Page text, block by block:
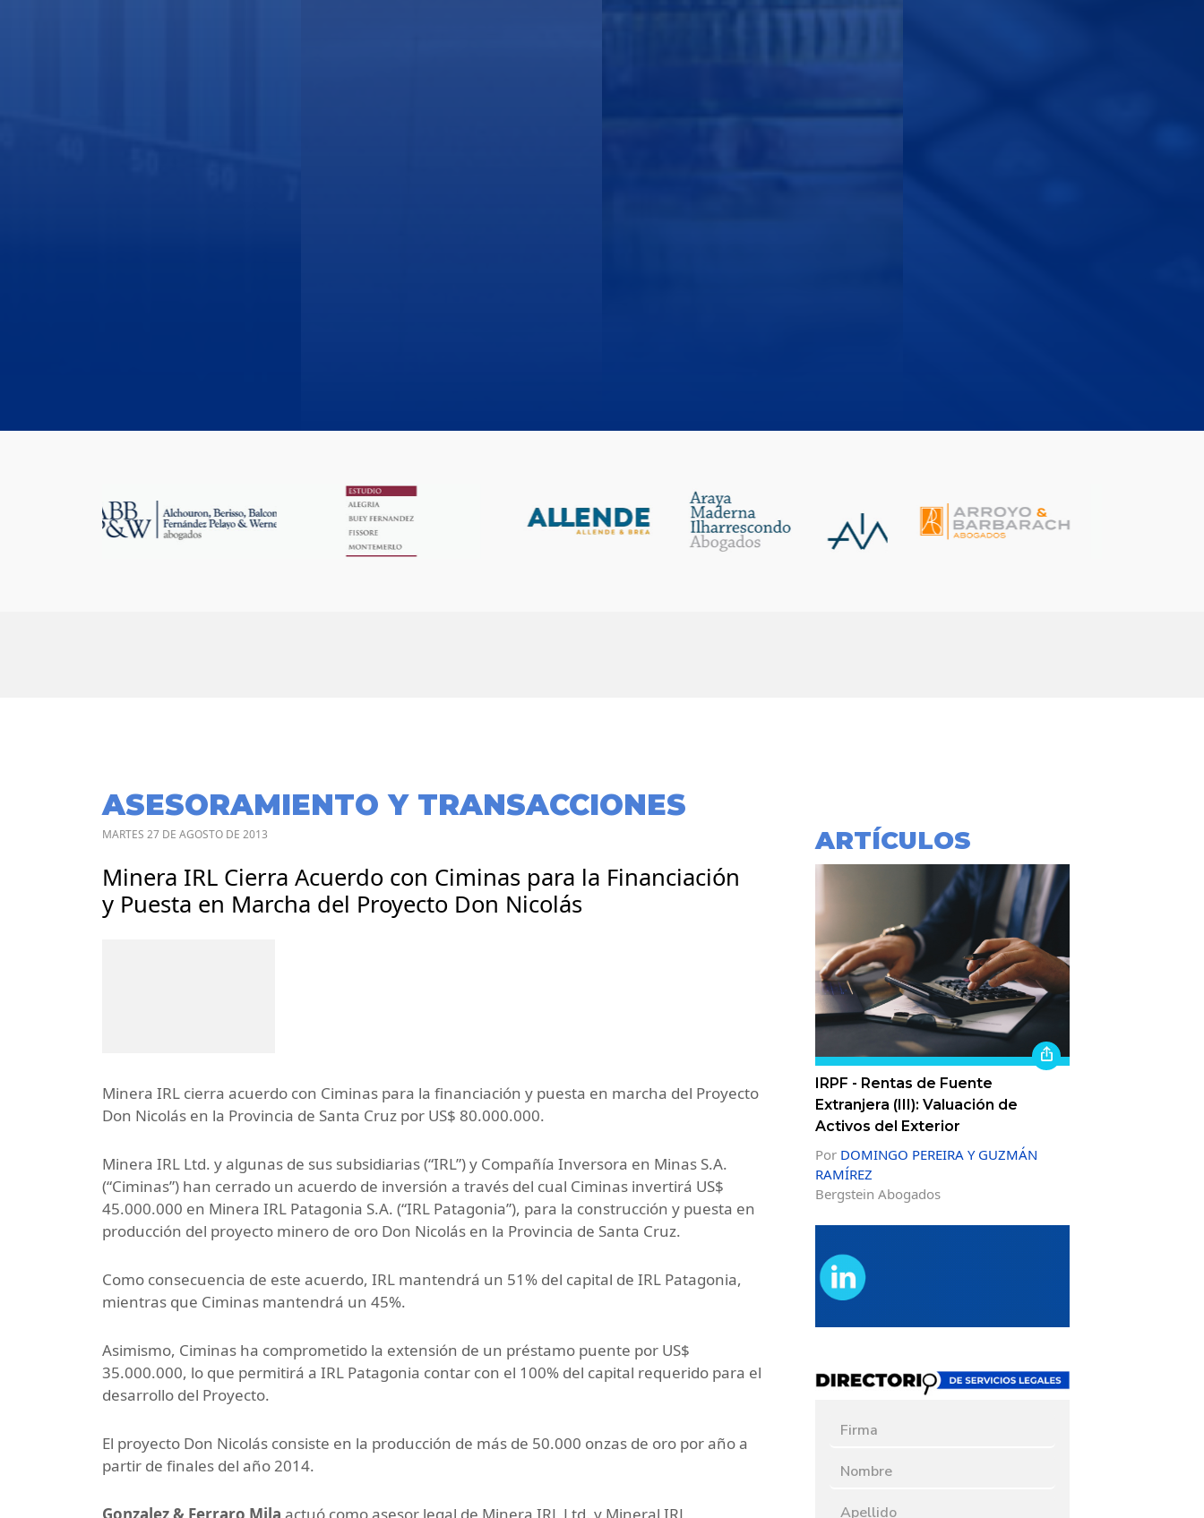
ASESORAMIENTO Y TRANSACCIONES
MARTES 27 DE AGOSTO DE 2013
Minera IRL Cierra Acuerdo con Ciminas para la Financiación
y Puesta en Marcha del Proyecto Don Nicolás
Minera IRL cierra acuerdo con Ciminas para la financiación y puesta en marcha del Proyecto
Don Nicolás en la Provincia de Santa Cruz por US$ 80.000.000.
Minera IRL Ltd. y algunas de sus subsidiarias (“IRL”) y Compañía Inversora en Minas S.A.
(“Ciminas”) han cerrado un acuerdo de inversión a través del cual Ciminas invertirá US$
45.000.000 en Minera IRL Patagonia S.A. (“IRL Patagonia”), para la construcción y puesta en
producción del proyecto minero de oro Don Nicolás en la Provincia de Santa Cruz.
Como consecuencia de este acuerdo, IRL mantendrá un 51% del capital de IRL Patagonia,
mientras que Ciminas mantendrá un 45%.
Asimismo, Ciminas ha comprometido la extensión de un préstamo puente por US$
35.000.000, lo que permitirá a IRL Patagonia contar con el 100% del capital requerido para el
desarrollo del Proyecto.
El proyecto Don Nicolás consiste en la producción de más de 50.000 onzas de oro por año a
partir de finales del año 2014.
ARTÍCULOS
IRPF - Rentas de Fuente
Extranjera (III): Valuación de
Activos del Exterior
Por DOMINGO PEREIRA Y GUZMÁN
RAMÍREZ
Bergstein Abogados